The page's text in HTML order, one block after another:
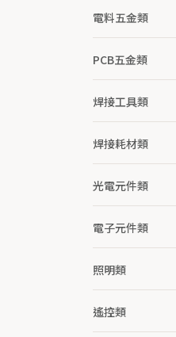
電料五金類
PCB五金類
焊接工具類
焊接耗材類
光電元件類
電子元件類
照明類
遙控類